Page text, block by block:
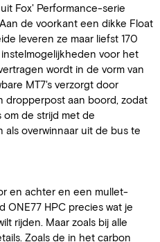
Fox' Performance-serie
de voorkant een dikke Float
leveren ze maar liefst 170
voor het
wordt in de vorm van
MT7's verzorgt door
dropperpost aan boord, zodat
de strijd met de
als overwinnaar uit de bus te
en achter en een mullet-
ONE77 HPC precies wat je
rijden. Maar zoals bij alle
Zoals de in het carbon